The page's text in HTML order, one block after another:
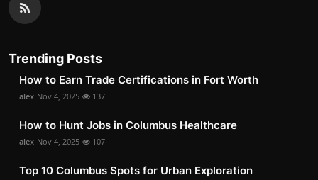
Trending Posts
How to Earn Trade Certifications in Fort Worth
alex Nov 4, 2025 137
How to Hunt Jobs in Columbus Healthcare
alex Nov 4, 2025 107
Top 10 Columbus Spots for Urban Exploration